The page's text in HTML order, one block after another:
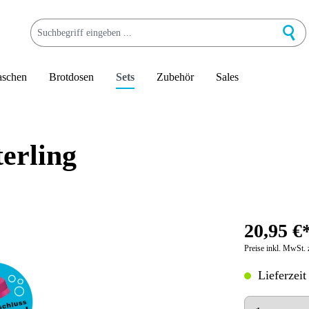
Brotdosen Sets Zubehör Sales
20,95
Preise inkl. MwSt.
Lieferzeit
Anzahl